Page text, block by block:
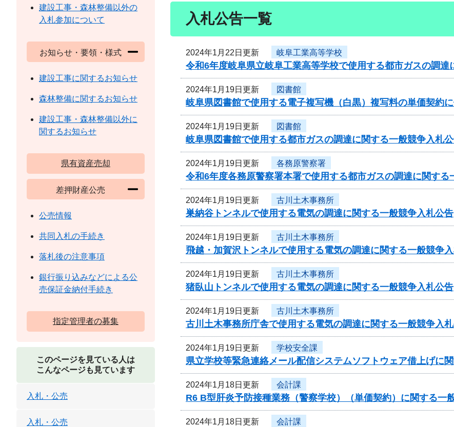
入札公告一覧
2024年1月22日更新 岐阜工業高等学校
令和6年度岐阜県立岐阜工業高等学校で使用する都市ガスの調達
2024年1月19日更新 図書館
岐阜県図書館で使用する電子複写機（白黒）複写料の単価契約
2024年1月19日更新 図書館
岐阜県図書館で使用する都市ガスの調達に関する一般競争入札
2024年1月19日更新 各務原警察署
令和6年度各務原警察署本署で使用する都市ガスの調達に関する
2024年1月19日更新 古川土木事務所
巣納谷トンネルで使用する電気の調達に関する一般競争入札公告
2024年1月19日更新 古川土木事務所
飛越・加賀沢トンネルで使用する電気の調達に関する一般競争
2024年1月19日更新 古川土木事務所
猪臥山トンネルで使用する電気の調達に関する一般競争入札公告
2024年1月19日更新 古川土木事務所
古川土木事務所庁舎で使用する電気の調達に関する一般競争入
2024年1月19日更新 学校安全課
県立学校等緊急連絡メール配信システムソフトウェア借上げに
2024年1月18日更新 会計課
R6 B型肝炎予防接種業務（警察学校）（単価契約）に関する一
2024年1月18日更新 会計課
建設工事・森林整備以外の
入札参加について
お知らせ・要領・様式
建設工事に関するお知らせ
森林整備に関するお知らせ
建設工事・森林整備以外に
関するお知らせ
県有資産売却
差押財産公売
公売情報
共同入札の手続き
落札後の注意事項
銀行振り込みなどによる公
売保証金納付手続き
指定管理者の募集
このページを見ている人は
こんなページも見ています
入札・公売
入札・公売